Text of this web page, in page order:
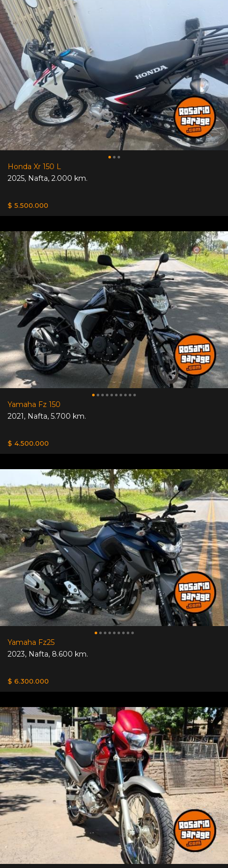
Honda Xr 150 L
2025, Nafta, 2.000 km.
$ 5.500.000
Yamaha Fz 150
2021, Nafta, 5.700 km.
$ 4.500.000
Yamaha Fz25
2023, Nafta, 8.600 km.
$ 6.300.000